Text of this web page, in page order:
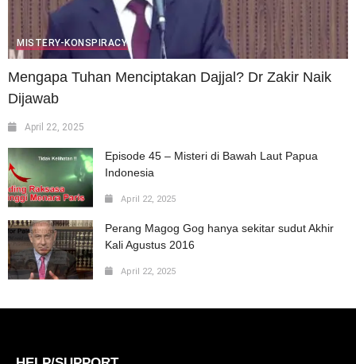
MISTERY-KONSPIRACY
Mengapa Tuhan Menciptakan Dajjal? Dr Zakir Naik
Dijawab
April 22, 2025
Episode 45 – Misteri di Bawah Laut Papua
Indonesia
April 22, 2025
Perang Magog Gog hanya sekitar sudut Akhir
Kali Agustus 2016
April 22, 2025